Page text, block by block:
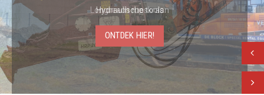
Longreach rupskraan
ONTDEK HIER!